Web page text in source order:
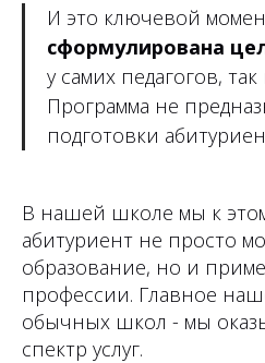
И это ключевой
сформулирована
у самих педагогов,
Программа не
подготовки
В нашей школе мы к
абитуриент не просто
образование, но и
профессии. Главное
обычных школ - мы
спектр услуг.